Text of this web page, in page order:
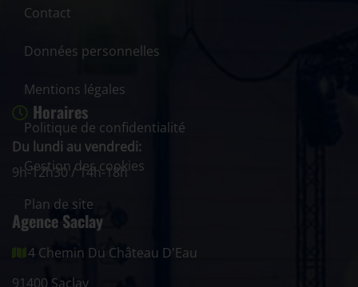
Contact
Données personnelles
Mentions légales
Politique de confidentialité
Gestion des cookies
Plan de site
Horaires
Du lundi au vendredi:
9h-12h30 / 14h-18h
Agence Saclay
4 Chemin Du Château D'Eau
91400 Saclay